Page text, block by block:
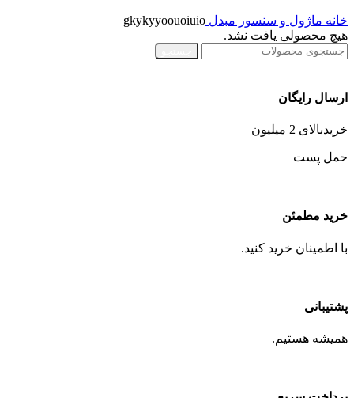
خانه ماژول و سنسور مبدل gkykyyoouoiuio
هیچ محصولی یافت نشد.
ارسال رایگان
خریدبالای 2 میلیون
حمل پست
خرید مطمئن
با اطمینان خرید کنید.
پشتیبانی
همیشه هستیم.